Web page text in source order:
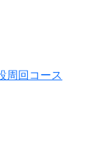
周回コース